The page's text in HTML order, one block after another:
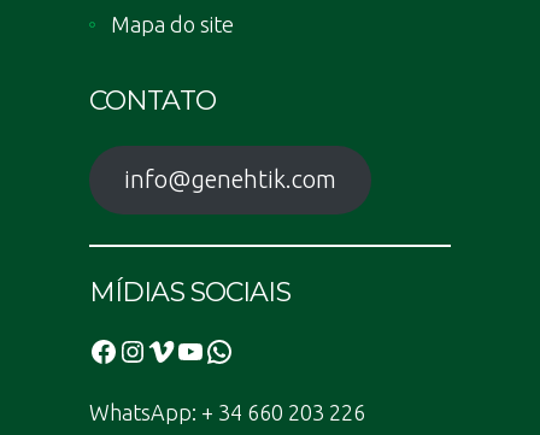
Mapa do site
CONTATO
info@genehtik.com
MÍDIAS SOCIAIS
Facebook
Instagram
Vimeo
YouTube
WhatsApp
WhatsApp: + 34 660 203 226